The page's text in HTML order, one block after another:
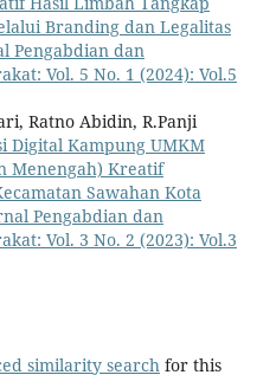
Branding dan Legalitas
Pengabdian dan
Vol. 5 No. 1 (2024): Vol.5
Ratno Abidin, R.Panji
Digital Kampung UMKM
Menengah) Kreatif
Sawahan Kota
Pengabdian dan
Vol. 3 No. 2 (2023): Vol.3
similarity search for this